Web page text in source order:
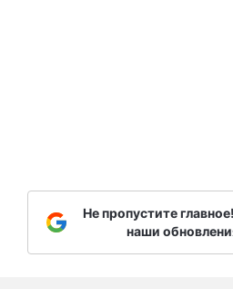
Не пропустите
наши